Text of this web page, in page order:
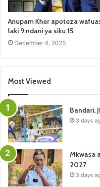
Anupam Kher apoteza
laki 9 ndani ya siku 15.
December 4, 2025
Most Viewed
Bandari,
3 days
Mkwasa
2027
3 days